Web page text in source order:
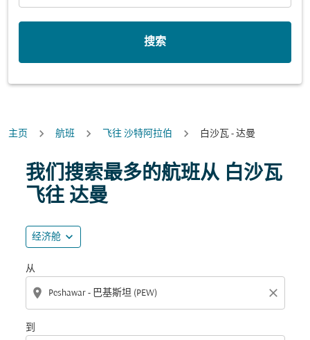
搜索
主页 航班 飞往 沙特阿拉伯 白沙瓦 - 达曼
我们搜索最多的航班从 白沙瓦
飞往 达曼
经济舱 expand_more
从
location_on close
到
尝试更新您的路线（出发地和/或目的地）或与下面的各